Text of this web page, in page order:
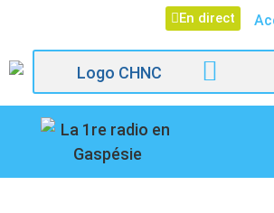
En direct